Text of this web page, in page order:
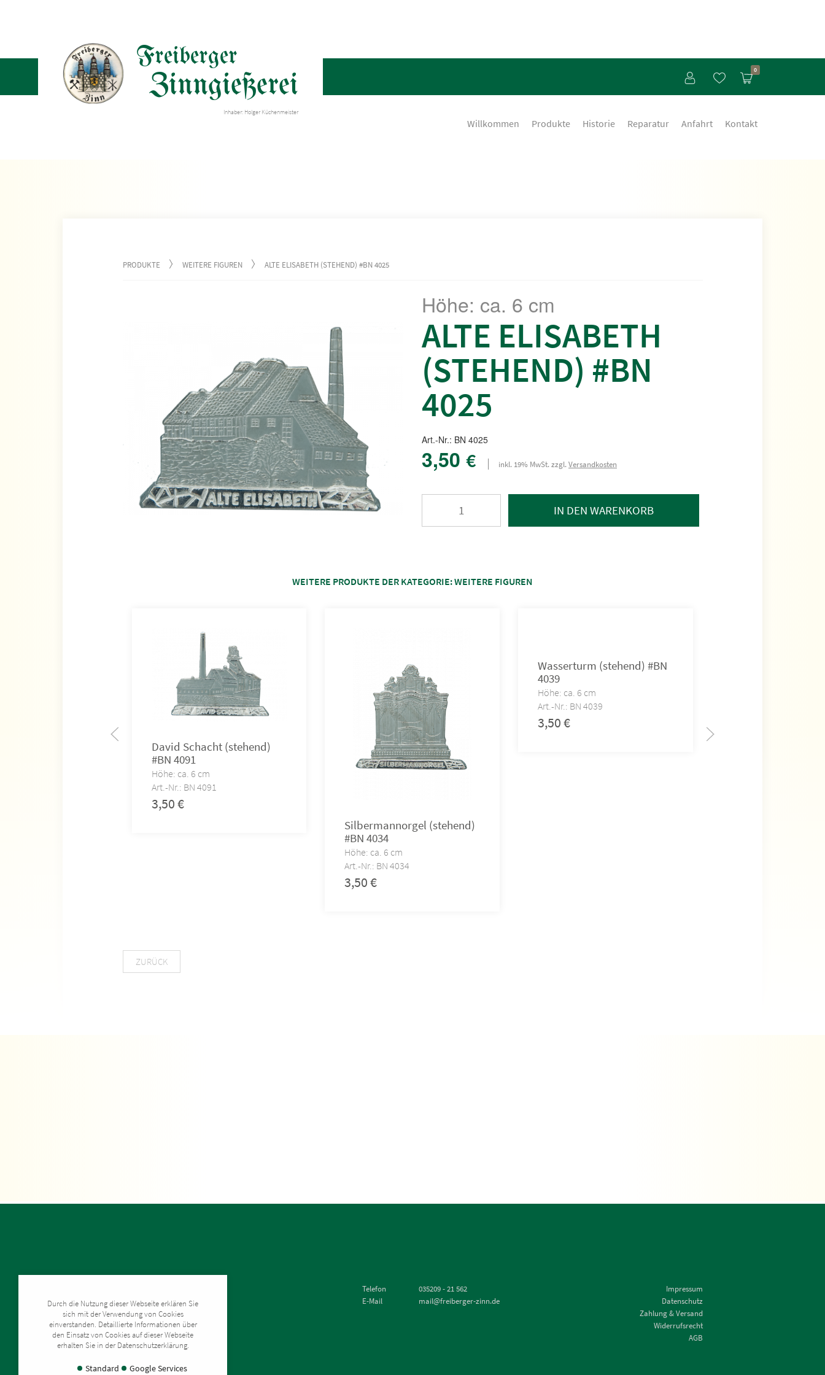
Freiberger
Zinngießerei
Inhaber: Holger Küchenmeister
0
Willkommen Produkte Historie Reparatur Anfahrt Kontakt
PRODUKTE WEITERE FIGUREN ALTE ELISABETH (STEHEND) #BN 4025
Höhe: ca. 6 cm
ALTE ELISABETH
(STEHEND) #BN
4025
Art.-Nr.: BN 4025
3,50 € inkl. 19% MwSt. zzgl.Versandkosten
IN DEN WARENKORB
WEITERE PRODUKTE DER KATEGORIE:WEITERE FIGUREN
David Schacht (stehend)
#BN 4091
Höhe: ca. 6 cm
Art.-Nr.: BN 4091
3,50€
Silbermannorgel (stehend)
#BN 4034
Höhe: ca. 6 cm
Art.-Nr.: BN 4034
3,50€
Wasserturm (stehend) #BN
4039
Höhe: ca. 6 cm
Art.-Nr.: BN 4039
3,50€
ZURÜCK
Freiberger Zinn
Erlichter Straße 9
09633 Halsbrücke / OT Erlicht
Telefon
035209 - 21 562
E-Mail
mail@freiberger-zinn.de
Impressum
Datenschutz
Zahlung & Versand
Widerrufsrecht
AGB
Durch die Nutzung dieser Webseite erklären Sie
sich mit der Verwendung von Cookies
einverstanden. Detaillierte Informationen über
den Einsatz von Cookies auf dieser Webseite
erhalten Sie in der Datenschutzerklärung.
Standard Google Services